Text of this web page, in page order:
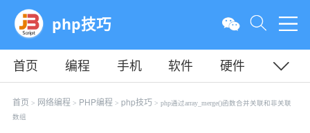
php技巧
首页 编程 手机 软件
硬件
教程
平面 服务器
首页 > 网络编程 > PHP编程 > php技巧 > php通过array_merge()函数合并关联和非关联
数组